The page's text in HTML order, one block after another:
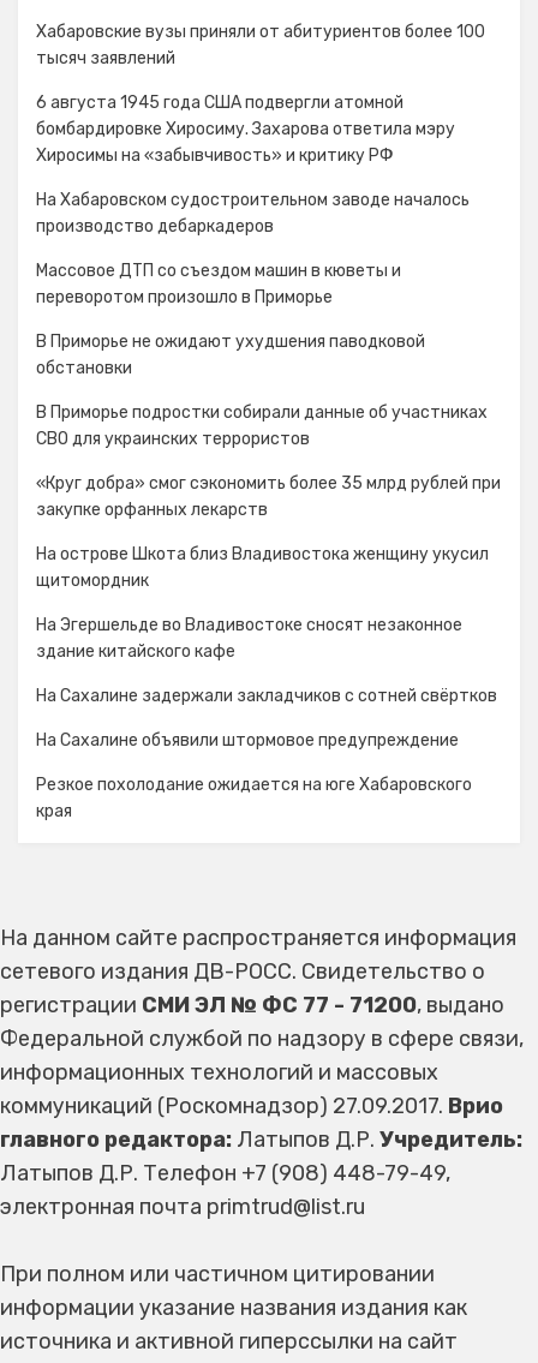
Хабаровские вузы приняли от абитуриентов более 100
тысяч заявлений
6 августа 1945 года США подвергли атомной
бомбардировке Хиросиму. Захарова ответила мэру
Хиросимы на «забывчивость» и критику РФ
На Хабаровском судостроительном заводе началось
производство дебаркадеров
Массовое ДТП со съездом машин в кюветы и
переворотом произошло в Приморье
В Приморье не ожидают ухудшения паводковой
обстановки
В Приморье подростки собирали данные об участниках
СВО для украинских террористов
«Круг добра» смог сэкономить более 35 млрд рублей при
закупке орфанных лекарств
На острове Шкота близ Владивостока женщину укусил
щитомордник
На Эгершельде во Владивостоке сносят незаконное
здание китайского кафе
На Сахалине задержали закладчиков с сотней свёртков
На Сахалине объявили штормовое предупреждение
Резкое похолодание ожидается на юге Хабаровского
края
На данном сайте распространяется информация
сетевого издания ДВ-РОСС. Свидетельство о
регистрации СМИ ЭЛ № ФС 77 - 71200, выдано
Федеральной службой по надзору в сфере связи,
информационных технологий и массовых
коммуникаций (Роскомнадзор) 27.09.2017. Врио
главного редактора: Латыпов Д.Р. Учредитель:
Латыпов Д.Р. Телефон +7 (908) 448-79-49,
электронная почта primtrud@list.ru
При полном или частичном цитировании
информации указание названия издания как
источника и активной гиперссылки на сайт